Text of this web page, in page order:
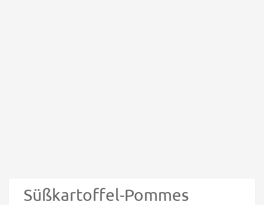
Süßkartoffel-Pommes